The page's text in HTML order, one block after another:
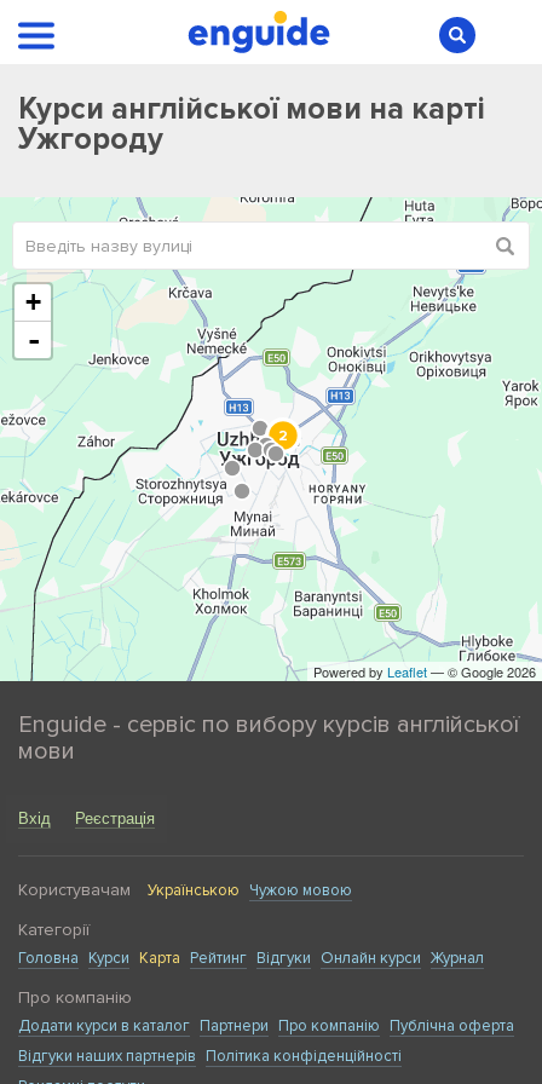
Курси англійської мови на карті
Ужгороду
2
+
-
Powered by Leaflet— © Google 2026
Enguide - сервіс по вибору курсів англійської
мови
Вхід Реєстрація
Користувачам Українською Чужою мовою
Категорії
Головна Курси Карта Рейтинг Відгуки Онлайн курси Журнал
Про компанію
Додати курси в каталог Партнери Про компанію
Публічна оферта
Відгуки наших партнерів
Політика конфіденційності